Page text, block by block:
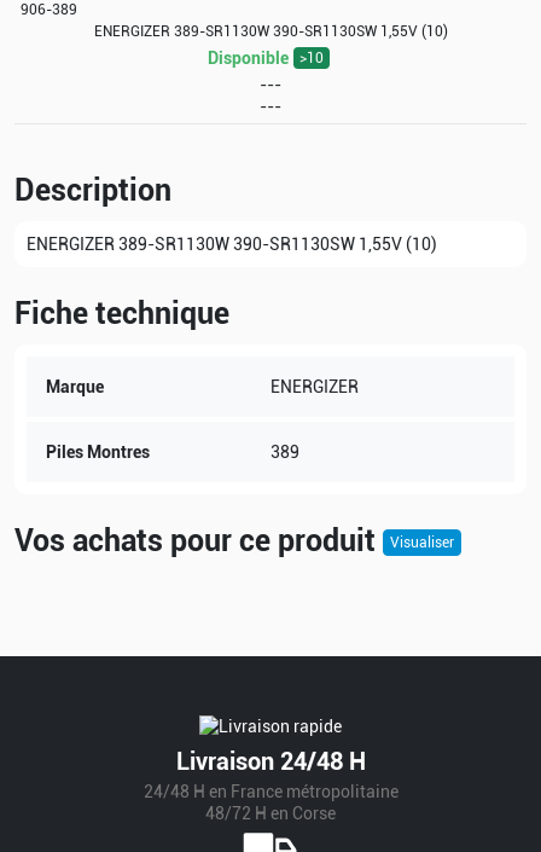
906-389
ENERGIZER 389-SR1130W 390-SR1130SW 1,55V (10)
Disponible >10
---
---
Description
ENERGIZER 389-SR1130W 390-SR1130SW 1,55V (10)
Fiche technique
Marque ENERGIZER
Piles Montres 389
Vos achats pour ce produit Visualiser
Livraison 24/48 H
24/48 H en France métropolitaine
48/72 H en Corse